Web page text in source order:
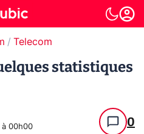
Telecom
statistiques
à 00h00 0